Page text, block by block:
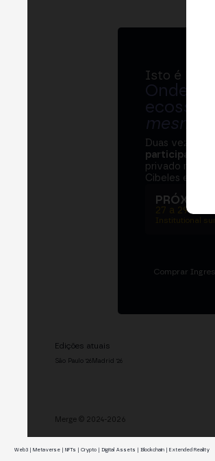
Isto é
Onde
mesma
Duas vezes
participantes
privado na
Cibeles e o
27 a 29 de
Institutional
Comprar
Edições atuais
São Paulo '26 Madrid '26
Merge © 2024-2026
Web3 | Metaverse | NFTs | Crypto | Digital Assets | Blockchain | Extended Reality